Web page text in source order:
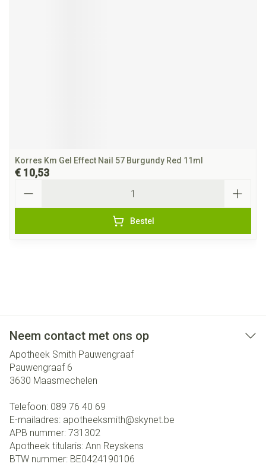
Korres Km Gel Effect Nail 57 Burgundy Red 11ml
€ 10,53
Bestel
Neem contact met ons op
Apotheek Smith Pauwengraaf
Pauwengraaf 6
3630 Maasmechelen
Telefoon: 089 76 40 69
E-mailadres: apotheeksmith@skynet.be
APB nummer: 731302
Apotheek titularis: Ann Reyskens
BTW nummer: BE0424190106